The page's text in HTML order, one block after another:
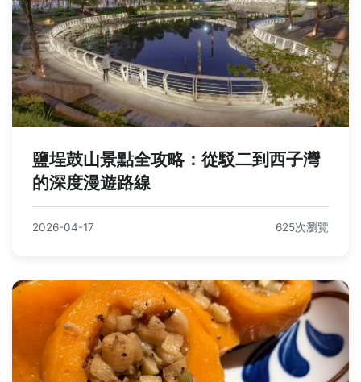
鹽埕鼓山景點全攻略：從駁二到西子灣
的深度漫遊路線
2026-04-17 625次瀏覽